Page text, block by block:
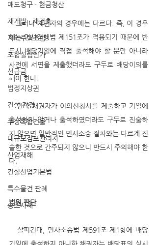
매도청구 · 현금청산
재개발 · 재건축
지역주택조합
조합설립인가
선급금
법정지상권
건설 감정
주상복합건물
대규모점포관리자
산업재해
건설산업기본법
특수물건 판례
승소사례
   그러나 채권자의 경우에는 다르다. 즉, 이 경우
에는 민사집행법 제151조가 적용되기 때문에 반
드시 배당기일에 직접 출석해야 할 뿐만 아니라
사전에 서면을 제출했더라도 구두로 배당이의를
해야 한다.
   만약 채권자가 이의신청서를 제출하고 기일에
출석하지 않거나 출석하였더라도 구두로 진술하
지 않으면 일반적인 민사소송 절차와는 다르게 진
술한 것으로 간주되지 않으니 반드시 주의해야 한
다.
법원 판단